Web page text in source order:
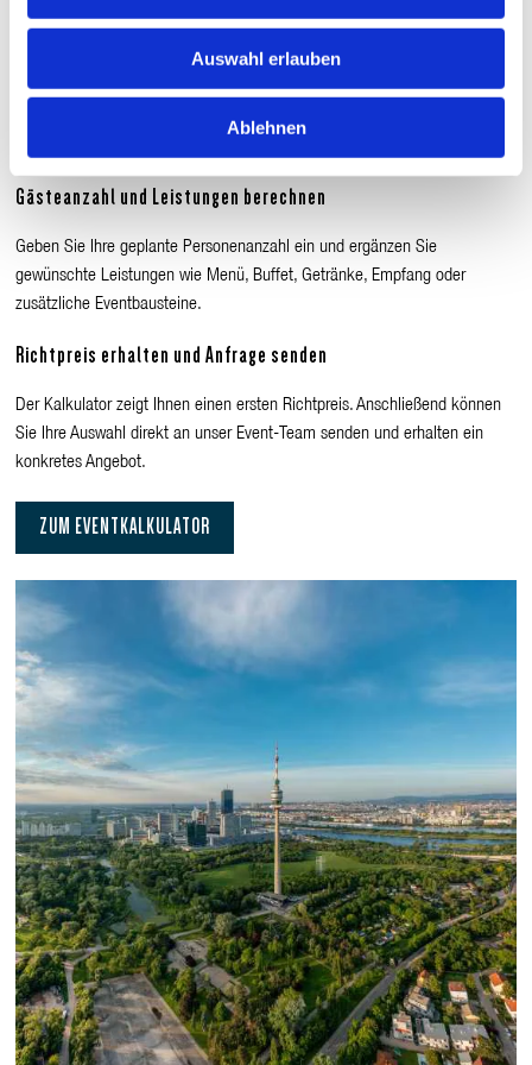
Auswahl erlauben
Ablehnen
Eventlocation auswählen
Wählen Sie den passenden Bereich für Ihre Veranstaltung – zum Beispiel
Turm Restaurant, Turm Café, Innenterrasse oder weitere Eventflächen am
Gästeanzahl und Leistungen berechnen
Geben Sie Ihre geplante Personenanzahl ein und ergänzen Sie
gewünschte Leistungen wie Menü, Buffet, Getränke, Empfang oder
zusätzliche Eventbausteine.
Richtpreis erhalten und Anfrage senden
Der Kalkulator zeigt Ihnen einen ersten Richtpreis. Anschließend können
Sie Ihre Auswahl direkt an unser Event-Team senden und erhalten ein
konkretes Angebot.
ZUM EVENTKALKULATOR